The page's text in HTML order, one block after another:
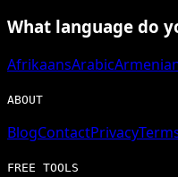
What language do
AfrikaansArabic
ABOUT
BlogContactPrivacy
FREE TOOLS